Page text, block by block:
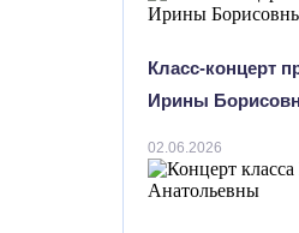
Класс-концерт
Ирины
02.06.2026